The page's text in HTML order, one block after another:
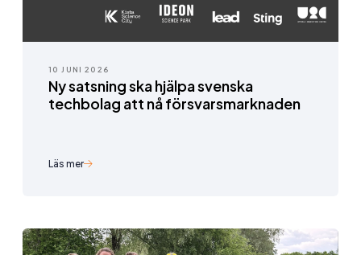
10 JUNI 2026
Ny satsning ska hjälpa svenska
techbolag att nå försvarsmarknaden
Läs mer